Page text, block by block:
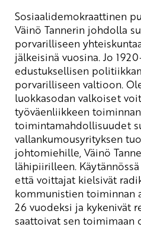
Sosiaalidemokraattinen
Väinö Tannerin johdolla
porvarilliseen
jälkeisinä vuosina. Jo
edustuksellisen
porvarilliseen valtioon.
luokkasodan valkoiset
työväenliikkeen
toimintamahdollisuudet
vallankumousyrityksen
johtomiehille, Väinö
lähipiirilleen.
että voittajat kielsivät
kommunistien toiminnan
26 vuodeksi ja kykenivät
saattoivat sen toimimaan